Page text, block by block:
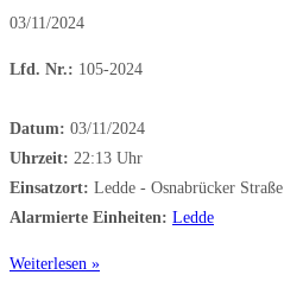
03/11/2024
Lfd. Nr.: 105-2024
Datum: 03/11/2024
Uhrzeit: 22:13 Uhr
Einsatzort: Ledde - Osnabrücker Straße
Alarmierte Einheiten: Ledde
Weiterlesen »